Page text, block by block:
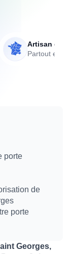
Artisan de
Partout en
porte
de
porte
Georges,